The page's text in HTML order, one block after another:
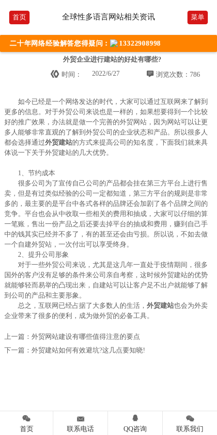
首页 全球性多语言网站相关资讯 菜单
二十年网络经验解答您得疑问： 13322908998
外贸企业进行建站的好处有哪些?
 浏览次数：786
 时间： 2022/6/27
如今已经是一个网络发达的时代，大家可以通过互联网来了解到
更多的信息。对于外贸公司来说也是一样的，如果想要得到一个比较
好的推广效果，办法就是做一个完善的外贸网站，因为网站可以让更
多人能够非常直观的了解到外贸公司的企业状态和产品。所以很多人
都会选择通过外贸建站的方式来提高公司的知名度，下面我们就来具
体说一下关于外贸建站的几大优势。
1、节约成本
很多公司为了宣传自己公司的产品都会挂在第三方平台上进行售
卖，但是有过类似经验的公司一定都知道，第三方平台的规则是非常
多的，最主要的是平台中各式各样的品牌还会加剧了各个品牌之间的
竞争。平台也会从中收取一些相关的费用和抽成，大家可以仔细的算
一笔账，售出一份产品之后还要去掉平台的抽成和费用，赚到自己手
中的钱其实已经并不多了，有的甚至还会由亏损。所以说，不如去做
一个自建外贸站，一次付出可以享受终身。
2、提升公司形象
对于一些外贸公司来说，尤其是这几年一直处于疫情期间，很多
国外的客户没有足够的条件来公司亲自考察，这时候外贸建站的优势
就能够轻而易举的凸现出来，自建站可以让客户足不出户就能够了解
到公司的产品和主要形象。
总之，互联网已经占据了大多数人的生活， 外贸建站也会为外卖
企业带来了很多的便利，成为做外贸的必备工具。
上一篇： 外贸网站建设有哪些值得注意的要点
下一篇： 外贸建站如何有效避坑?这几点要知晓!

首页

联系电话

QQ咨询

联系我们